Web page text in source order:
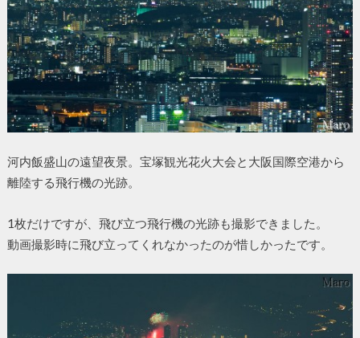
河内飯盛山の遠望夜景。宝塚観光花火大会と大阪国際空港から
離陸する飛行機の光跡。
1枚だけですが、飛び立つ飛行機の光跡も撮影できました。
動画撮影時に飛び立ってくれなかったのが惜しかったです。